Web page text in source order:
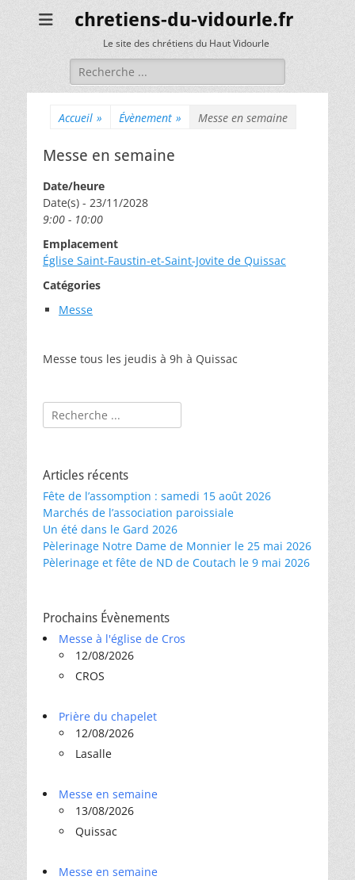
chretiens-du-vidourle.fr
Le site des chrétiens du Haut Vidourle
Rechercher :
Accueil » Évènement » Messe en semaine
Messe en semaine
Date/heure
Date(s) - 23/11/2028
9:00 - 10:00
Emplacement
Église Saint-Faustin-et-Saint-Jovite de Quissac
Catégories
Messe
Messe tous les jeudis à 9h à Quissac
Rechercher :
Articles récents
Fête de l’assomption : samedi 15 août 2026
Marchés de l’association paroissiale
Un été dans le Gard 2026
Pèlerinage Notre Dame de Monnier le 25 mai 2026
Pèlerinage et fête de ND de Coutach le 9 mai 2026
Prochains Évènements
Messe à l'église de Cros
12/08/2026
CROS
Prière du chapelet
12/08/2026
Lasalle
Messe en semaine
13/08/2026
Quissac
Messe en semaine